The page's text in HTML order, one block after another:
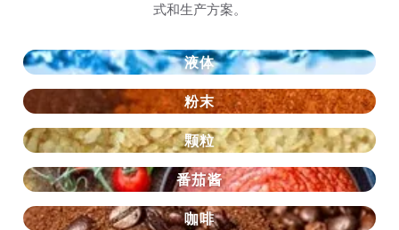
式和生产方案。
液体
粉末
颗粒
番茄酱
咖啡